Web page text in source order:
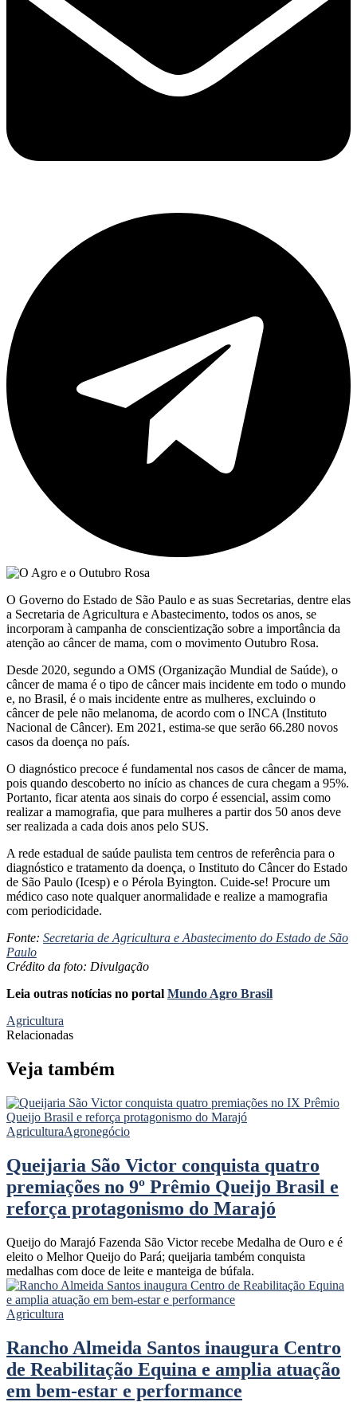
O Governo do Estado de São Paulo e as suas Secretarias, dentre elas
a Secretaria de Agricultura e Abastecimento, todos os anos, se
incorporam à campanha de conscientização sobre a importância da
atenção ao câncer de mama, com o movimento Outubro Rosa.
Desde 2020, segundo a OMS (Organização Mundial de Saúde), o
câncer de mama é o tipo de câncer mais incidente em todo o mundo
e, no Brasil, é o mais incidente entre as mulheres, excluindo o
câncer de pele não melanoma, de acordo com o INCA (Instituto
Nacional de Câncer). Em 2021, estima-se que serão 66.280 novos
casos da doença no país.
O diagnóstico precoce é fundamental nos casos de câncer de mama,
pois quando descoberto no início as chances de cura chegam a 95%.
Portanto, ficar atenta aos sinais do corpo é essencial, assim como
realizar a mamografia, que para mulheres a partir dos 50 anos deve
ser realizada a cada dois anos pelo SUS.
A rede estadual de saúde paulista tem centros de referência para o
diagnóstico e tratamento da doença, o Instituto do Câncer do Estado
de São Paulo (Icesp) e o Pérola Byington. Cuide-se! Procure um
médico caso note qualquer anormalidade e realize a mamografia
com periodicidade.
Fonte: Secretaria de Agricultura e Abastecimento do Estado de São
Paulo
Crédito da foto: Divulgação
Leia outras notícias no portal Mundo Agro Brasil
Agricultura
Relacionadas
Veja também
AgriculturaAgronegócio
Queijaria São Victor conquista quatro
premiações no 9º Prêmio Queijo Brasil e
reforça protagonismo do Marajó
Queijo do Marajó Fazenda São Victor recebe Medalha de Ouro e é
eleito o Melhor Queijo do Pará; queijaria também conquista
medalhas com doce de leite e manteiga de búfala.
Agricultura
Rancho Almeida Santos inaugura Centro
de Reabilitação Equina e amplia atuação
em bem-estar e performance